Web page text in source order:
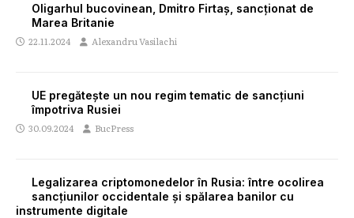
Oligarhul bucovinean, Dmitro Firtaș, sancționat de
Marea Britanie
22.11.2024 Alexandru Vasilachi
UE pregătește un nou regim tematic de sancțiuni
împotriva Rusiei
30.09.2024 BucPress
Legalizarea criptomonedelor în Rusia: între ocolirea
sancțiunilor occidentale și spălarea banilor cu
instrumente digitale